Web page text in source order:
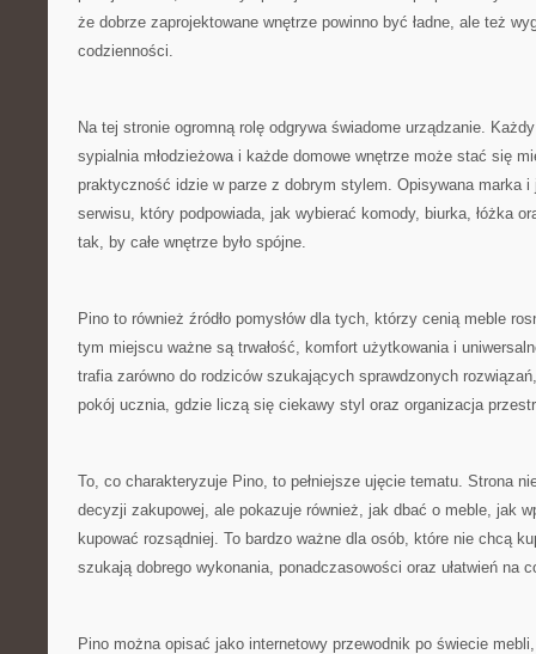
że dobrze zaprojektowane wnętrze powinno być ładne, ale też
codzienności.
Na tej stronie ogromną rolę odgrywa świadome urządzanie.
sypialnia młodzieżowa i każde domowe wnętrze może stać się
praktyczność idzie w parze z dobrym stylem. Opisywana marka i
serwisu, który podpowiada, jak wybierać komody, biurka, łóżka
tak, by całe wnętrze było spójne.
Pino to również źródło pomysłów dla tych, którzy cenią meble
tym miejscu ważne są trwałość, komfort użytkowania i
trafia zarówno do rodziców szukających sprawdzonych
pokój ucznia, gdzie liczą się ciekawy styl oraz organizacja
To, co charakteryzuje Pino, to pełniejsze ujęcie tematu. Strona
decyzji zakupowej, ale pokazuje również, jak dbać o meble, jak
kupować rozsądniej. To bardzo ważne dla osób, które nie chcą
szukają dobrego wykonania, ponadczasowości oraz ułatwień na
Pino można opisać jako internetowy przewodnik po świecie